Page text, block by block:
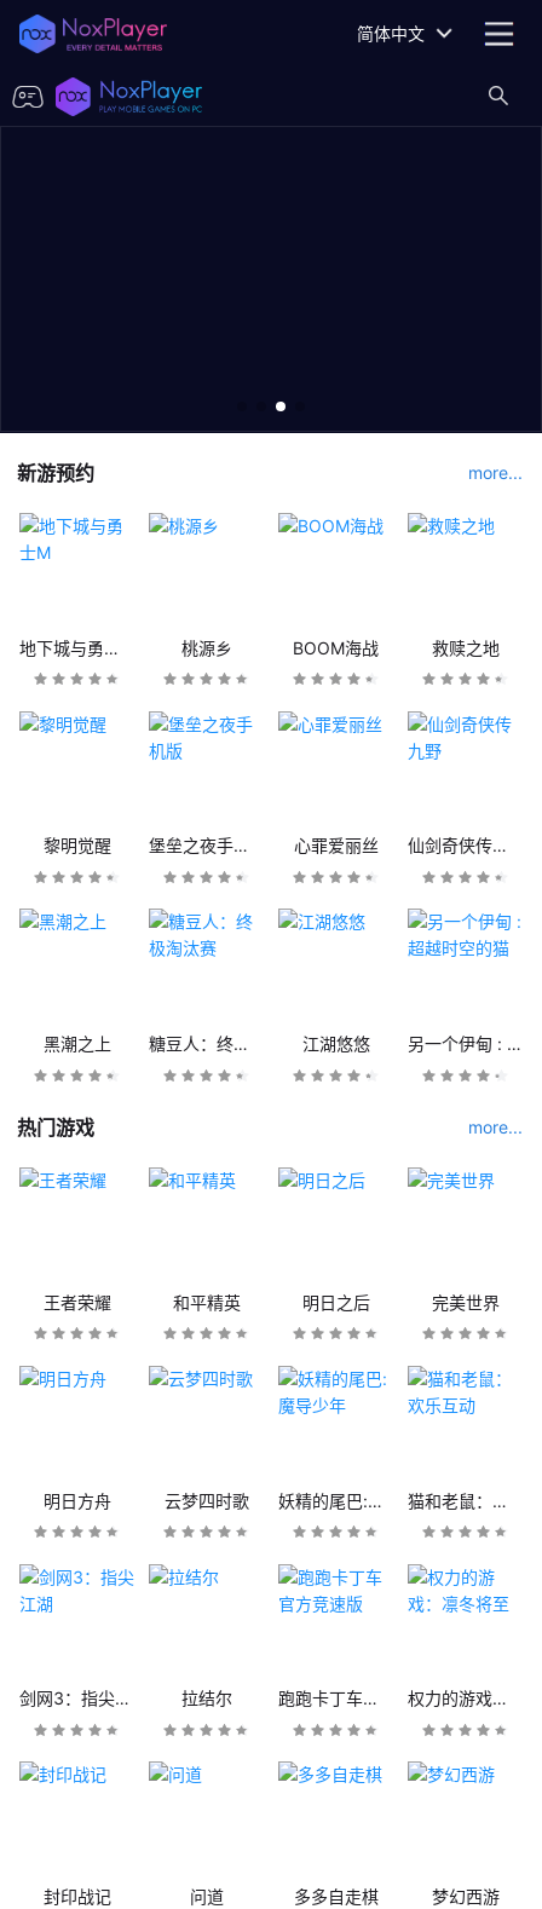
简体中文
新游预约 more...
地下城与勇士M 桃源乡 BOOM海战 救赎之地
黎明觉醒 堡垒之夜手机版 心罪爱丽丝 仙剑奇侠传九野
黑潮之上 糖豆人：终极淘汰赛 江湖悠悠 另一个伊甸 : 超越时空的猫
热门游戏 more...
王者荣耀 和平精英 明日之后 完美世界
明日方舟 云梦四时歌 妖精的尾巴:魔导少年 猫和老鼠：欢乐互动
剑网3：指尖江湖 拉结尔 跑跑卡丁车官方竞速版 权力的游戏：凛冬将至
封印战记 问道 多多自走棋 梦幻西游